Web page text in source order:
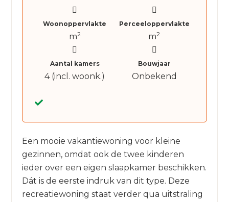
Woonoppervlakte
m2
Perceeloppervlakte
m2
Aantal kamers
4 (incl. woonk.)
Bouwjaar
Onbekend
Een mooie vakantiewoning voor kleine
gezinnen, omdat ook de twee kinderen
ieder over een eigen slaapkamer beschikken.
Dát is de eerste indruk van dit type. Deze
recreatiewoning staat verder qua uitstraling